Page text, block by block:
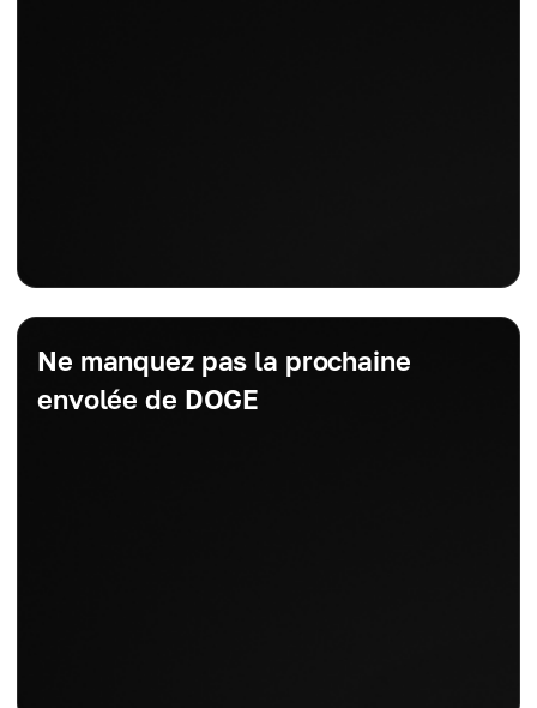
Ne manquez pas la prochaine
envolée de DOGE